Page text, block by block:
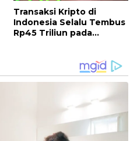
Transaksi Kripto di
Indonesia Selalu Tembus
Rp45 Triliun pada